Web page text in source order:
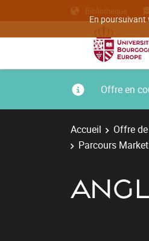
En poursuivant
Bibliothèque
Offre en
Accueil Offre
Parcours